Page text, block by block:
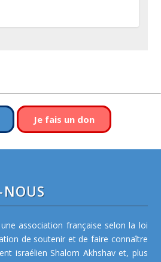
Je fais un don
association française selon la loi
de soutenir et de faire connaître
israélien Shalom Akhshav et, plus